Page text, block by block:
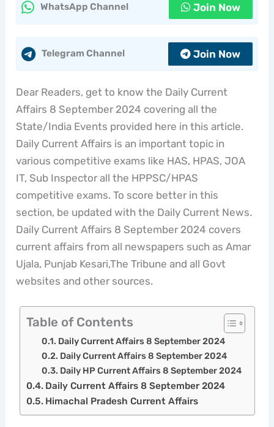
WhatsApp Channel Join Now
Telegram Channel Join Now
Dear Readers, get to know the Daily Current
Affairs 8 September 2024 covering all the
State/India Events provided here in this article.
Daily Current Affairs is an important topic in
various competitive exams like HAS, HPAS, JOA
IT, Sub Inspector all the HPPSC/HPAS
competitive exams. To score better in this
section, be updated with the Daily Current News.
Daily Current Affairs 8 September 2024 covers
current affairs from all newspapers such as Amar
Ujala, Punjab Kesari,The Tribune and all Govt
websites and other sources.
Table of Contents
Daily Current Affairs 8 September 2024
Daily Current Affairs 8 September 2024
Daily HP Current Affairs 8 September 2024
Daily Current Affairs 8 September 2024
Himachal Pradesh Current Affairs